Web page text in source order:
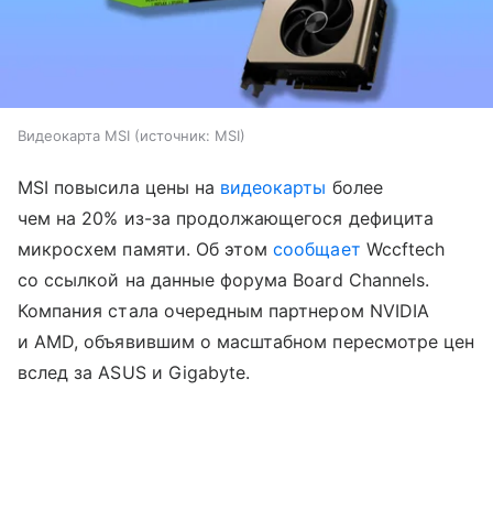
Видеокарта MSI источник: MSI
MSI повысила цены на видеокарты более
чем на 20% из-за продолжающегося дефицита
микросхем памяти. Об этомсообщает Wccftech
со ссылкой на данные форума Board Channels.
Компания стала очередным партнером NVIDIA
и AMD, объявившим о масштабном пересмотре цен
вслед за ASUS и Gigabyte.